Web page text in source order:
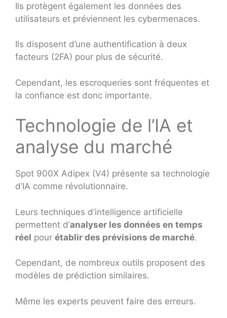
Ils protègent également les données des
utilisateurs et préviennent les cybermenaces.
Ils disposent d’une authentification à deux
facteurs (2FA) pour plus de sécurité.
Cependant, les escroqueries sont fréquentes et
la confiance est donc importante.
Technologie de l’IA et
analyse du marché
Spot 900X Adipex (V4) présente sa technologie
d’IA comme révolutionnaire.
Leurs techniques d’intelligence artificielle
permettent d’analyser les données en temps
réel pour établir des prévisions de marché.
Cependant, de nombreux outils proposent des
modèles de prédiction similaires.
Même les experts peuvent faire des erreurs.